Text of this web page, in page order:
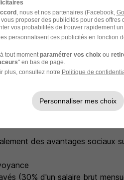
consciencieux et organisé.
et localiser les fuites et
causes et les
en équipe et savez la diriger.
et pédagogue, afin de
des avantages sociaux
(30% d'un salaire brut
, nous et nos partenaires (Facebook,
proposer des publicités pour des offres
vos probabilités de trouver rapidement
personnalisent ces publicités en fonction
tout moment paramétrer vos choix ou
" en bas de page.
plus, consultez notre Politique de
Personnaliser mes choix